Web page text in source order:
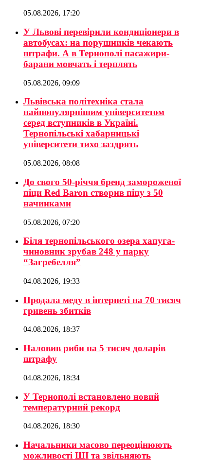
05.08.2026, 17:20
У Львові перевірили кондиціонери в
автобусах: на порушників чекають
штрафи. А в Тернополі пасажири-
барани мовчать і терплять
05.08.2026, 09:09
Львівська політехніка стала
найпопулярнішим університетом
серед вступників в Україні.
Тернопільські хабарницькі
університети тихо заздрять
05.08.2026, 08:08
До свого 50-річчя бренд замороженої
піци Red Baron створив піцу з 50
начинками
05.08.2026, 07:20
Біля тернопільського озера хапуга-
чиновник зрубав 248 у парку
“Загребелля”
04.08.2026, 19:33
Продала меду в інтернеті на 70 тисяч
гривень збитків
04.08.2026, 18:37
Наловив риби на 5 тисяч доларів
штрафу
04.08.2026, 18:34
У Тернополі встановлено новий
температурний рекорд
04.08.2026, 18:30
Начальники масово переоцінюють
можливості ШІ та звільняють